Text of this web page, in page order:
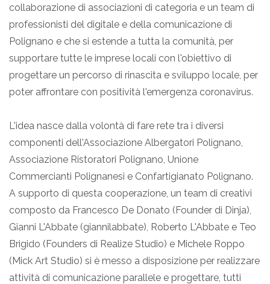
collaborazione di associazioni di categoria e un team di
professionisti del digitale e della comunicazione di
Polignano e che si estende a tutta la comunità, per
supportare tutte le imprese locali con l'obiettivo di
progettare un percorso di rinascita e sviluppo locale, per
poter affrontare con positività l'emergenza coronavirus.
L'idea nasce dalla volontà di fare rete tra i diversi
componenti dell'Associazione Albergatori Polignano,
Associazione Ristoratori Polignano, Unione
Commercianti Polignanesi e Confartigianato Polignano.
A supporto di questa cooperazione, un team di creativi
composto da Francesco De Donato (Founder di Dinja),
Gianni L'Abbate (giannilabbate), Roberto L'Abbate e Teo
Brigido (Founders di Realize Studio) e Michele Roppo
(Mick Art Studio) si è messo a disposizione per realizzare
attività di comunicazione parallele e progettare, tutti